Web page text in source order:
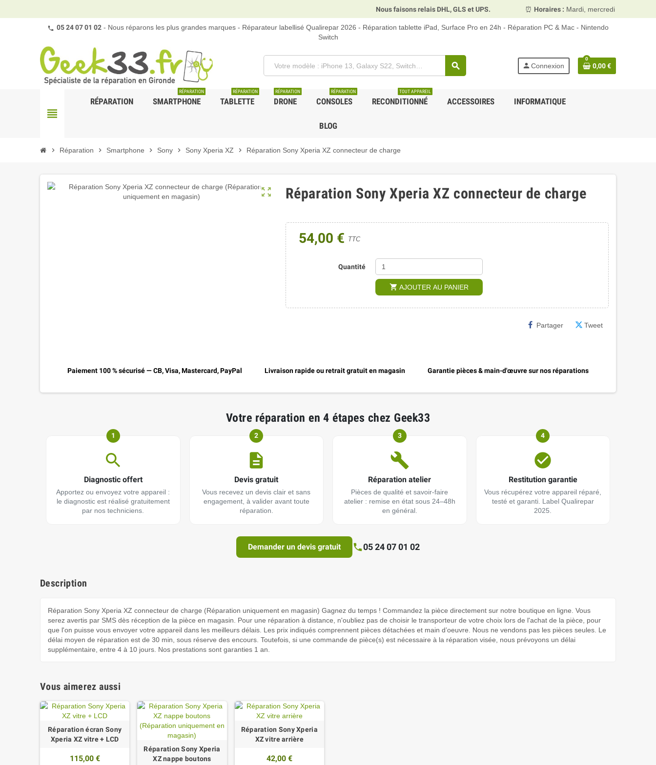
Nous faisons relais DHL, GLS et UPS. ⏰Horaires : Mardi, mercredi et vendredi 10h00–13h30 &
05 24 07 01 02 - Nous réparons les plus grandes marques - Réparateur labellisé Qualirepar 2026 - Réparation tablette iPad, Surface Pro en 24h - Réparation PC & Mac - Nintendo
Switch
search person Connexion
0
0,00 €
view_headline
RÉPARATION SMARTPHONE
RÉPARATION
TABLETTE
RÉPARATION
DRONE
RÉPARATION
CONSOLES
RÉPARATION
RECONDITIONNÉ
TOUT APPAREIL
ACCESSOIRES INFORMATIQUE
BLOG
chevron_right Réparation chevron_right Smartphone chevron_right Sony chevron_right Sony Xperia XZ chevron_right Réparation Sony Xperia XZ connecteur de charge
zoom_out_map Réparation Sony Xperia XZ connecteur de charge
54,00 € TTC
Quantité
shopping_cart AJOUTER AU PANIER
Partager Tweet
Paiement 100 % sécurisé — CB, Visa, Mastercard, PayPal Livraison rapide ou retrait gratuit en magasin Garantie pièces & main-d'œuvre sur nos réparations
Votre réparation en 4 étapes chez Geek33
1
Diagnostic offert
Apportez ou envoyez votre appareil :
le diagnostic est réalisé gratuitement
par nos techniciens.
2
Devis gratuit
Vous recevez un devis clair et sans
engagement, à valider avant toute
réparation.
3
Réparation atelier
Pièces de qualité et savoir-faire
atelier : remise en état sous 24–48h
en général.
4
Restitution garantie
Vous récupérez votre appareil réparé,
testé et garanti. Label Qualirepar
2025.
Demander un devis gratuit 05 24 07 01 02
Description
Réparation Sony Xperia XZ connecteur de charge (Réparation uniquement en magasin) Gagnez du temps ! Commandez la pièce directement sur notre boutique en ligne. Vous
serez avertis par SMS dès réception de la pièce en magasin. Pour une réparation à distance, n'oubliez pas de choisir le transporteur de votre choix lors de l'achat de la pièce, pour
que l'on puisse vous envoyer votre appareil dans les meilleurs délais. Les prix indiqués comprennent pièces détachées et main d’oeuvre. Nous ne vendons pas les pièces seules. Le
délai moyen de réparation est de 30 min, sous réserve des encours. Toutefois, si une commande de pièce(s) est nécessaire à la réparation visée, nous prévoyons un délai
supplémentaire, entre 4 à 10 jours. Nos prestations sont garanties 1 an.
Vous aimerez aussi
Réparation écran Sony
Xperia XZ vitre + LCD
115,00 €
Réparation Sony Xperia
XZ nappe boutons
Réparation Sony Xperia
XZ vitre arrière
42,00 €